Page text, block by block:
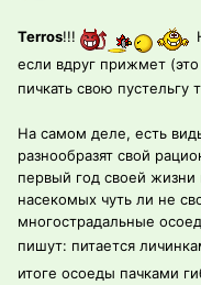
Terros!!!
если вдруг прижмет
пичкать свою пустельгу
На самом деле, есть
разнообразят свой
первый год своей
насекомых чуть ли не
многострадальные
пишут: питается
итоге осоеды пачками